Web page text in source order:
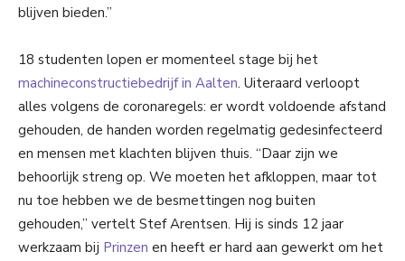
blijven bieden.”
18 studenten lopen er momenteel stage bij het
machineconstructiebedrijf in Aalten. Uiteraard verloopt
alles volgens de coronaregels: er wordt voldoende afstand
gehouden, de handen worden regelmatig gedesinfecteerd
en mensen met klachten blijven thuis. “Daar zijn we
behoorlijk streng op. We moeten het afkloppen, maar tot
nu toe hebben we de besmettingen nog buiten
gehouden,” vertelt Stef Arentsen. Hij is sinds 12 jaar
werkzaam bij Prinzen en heeft er hard aan gewerkt om het